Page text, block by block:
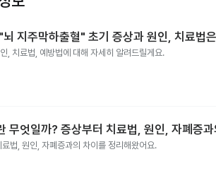
지주막하출혈" 초기 증상과 원인, 치료법
, 치료법, 예방법에 대해 자세히 알려드릴게요.
무엇일까? 증상부터 치료법, 원인, 자폐증과
법, 원인, 자폐증과의 차이를 정리해왔어요.